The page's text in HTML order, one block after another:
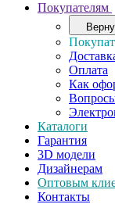
Покупателям
Оплата
Как
Каталоги
Гарантия
3D модели
Дизайнерам
Оптовым
Контакты